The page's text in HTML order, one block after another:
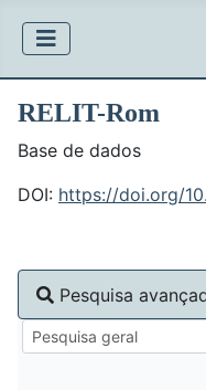
RELIT-Rom
Base de dados
DOI: https://doi.org/
Pesquisa